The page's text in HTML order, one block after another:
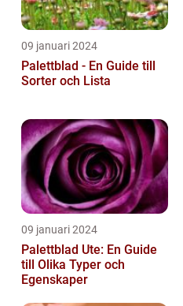
09 januari 2024
Palettblad - En Guide till
Sorter och Lista
09 januari 2024
Palettblad Ute: En Guide
till Olika Typer och
Egenskaper